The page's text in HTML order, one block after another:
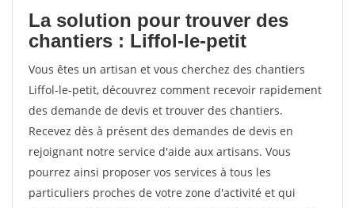
La solution pour trouver des
chantiers : Liffol-le-petit
Vous êtes un artisan et vous cherchez des chantiers
Liffol-le-petit, découvrez comment recevoir rapidement
des demande de devis et trouver des chantiers.
Recevez dès à présent des demandes de devis en
rejoignant notre service d'aide aux artisans. Vous
pourrez ainsi proposer vos services à tous les
particuliers proches de votre zone d'activité et qui